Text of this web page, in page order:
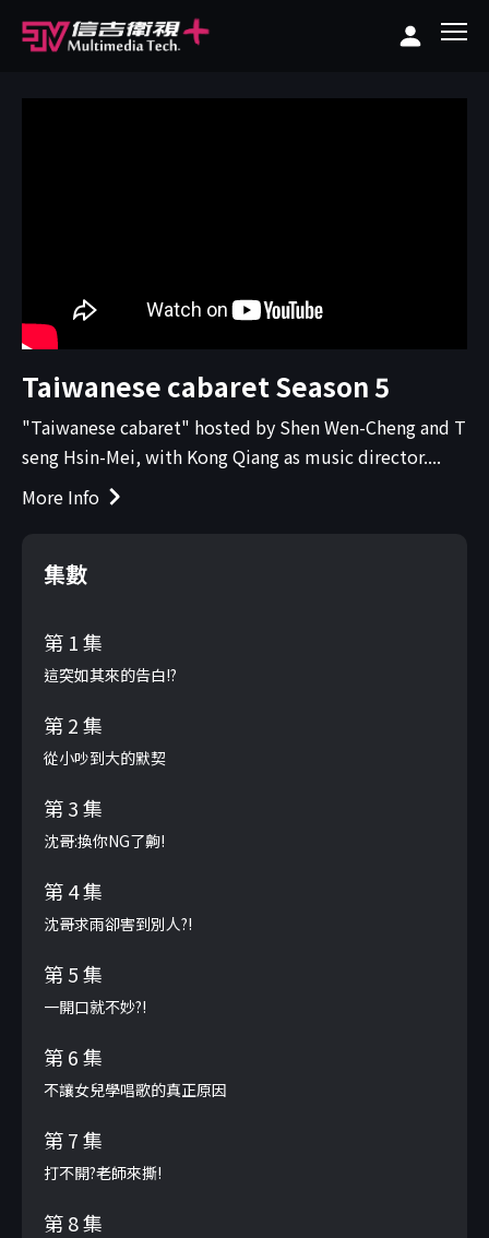
Taiwanese cabaret Season 5
"Taiwanese cabaret" hosted by Shen Wen-Cheng and T
seng Hsin-Mei, with Kong Qiang as music director....
More Info
集數
第 1 集
這突如其來的告白!?
第 2 集
從小吵到大的默契
第 3 集
沈哥:換你NG了齁!
第 4 集
沈哥求雨卻害到別人?!
第 5 集
一開口就不妙?!
第 6 集
不讓女兒學唱歌的真正原因
第 7 集
打不開?老師來撕!
第 8 集